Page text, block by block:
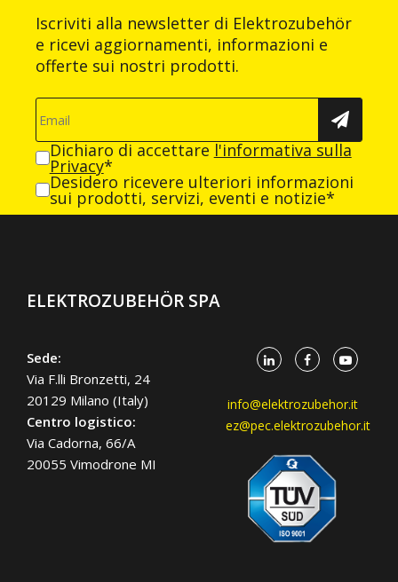
Iscriviti alla newsletter di Elektrozubehör
e ricevi aggiornamenti, informazioni e
offerte sui nostri prodotti.
Dichiaro di accettare l'informativa sulla
Privacy*
Desidero ricevere ulteriori informazioni
sui prodotti, servizi, eventi e notizie*
ELEKTROZUBEHÖR SPA
Sede:
Via F.lli Bronzetti, 24
20129 Milano (Italy)
Centro logistico:
Via Cadorna, 66/A
20055 Vimodrone MI
info@elektrozubehor.it
ez@pec.elektrozubehor.it